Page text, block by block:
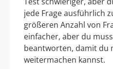
jede Frage ausführlich
größeren Anzahl von
einfacher, aber du
beantworten, damit du
weitermachen kannst.